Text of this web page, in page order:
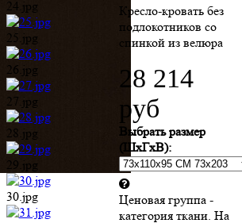
29.jpg
30.jpg
31.jpg
32.jpg
33.jpg
34.jpg
35.jpg
Ценовая группа -
сайте представлены
4 ценовые группы.
Между собой
группы отличаются
техническими
характеристиками
ткани и стоимостью.
Ткань: